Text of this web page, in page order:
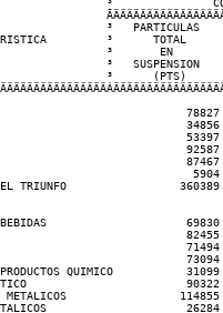
³
³   PARTICULAS    ³
³
³       EN        ³
³   SUSPENSION
³      (PTS)
TRIUNFO
QUIMICO
METALICOS